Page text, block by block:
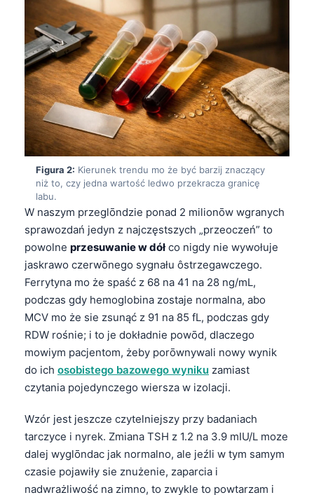
Figura 2: Kierunek trendu mo że być barzij znaczący
niż to, czy jedna wartość ledwo przekracza granicę
labu.
W naszym przeglōndzie ponad 2 milionōw wgranych
sprawozdań jedyn z najczęstszych „przeoczeń” to
powolne przesuwanie w dółco nigdy nie wywołuje
jaskrawo czerwōnego sygnału ôstrzegawczego.
Ferrytyna mo że spaść z 68 na 41 na 28 ng/mL,
podczas gdy hemoglobina zostaje normalna, abo
MCV mo że sie zsunąć z 91 na 85 fL, podczas gdy
RDW rośnie; i to je dokładnie powōd, dlaczego
mowiym pacjentom, żeby porōwnywali nowy wynik
do ich osobistego bazowego wyniku zamiast
czytania pojedynczego wiersza w izolacji.
Wzór jest jeszcze czytelniejszy przy badaniach
tarczyce i nyrek. Zmiana TSH z 1.2 na 3.9 mIU/L moze
dalej wyglōndac jak normalno, ale jeźli w tym samym
czasie pojawiły sie znużenie, zaparcia i
nadwrażliwość na zimno, to zwykle to powtarzam i